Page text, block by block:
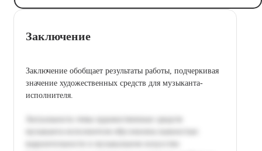
Заключение
Заключение обобщает результаты работы, подчеркивая
значение художественных средств для музыканта-
исполнителя.